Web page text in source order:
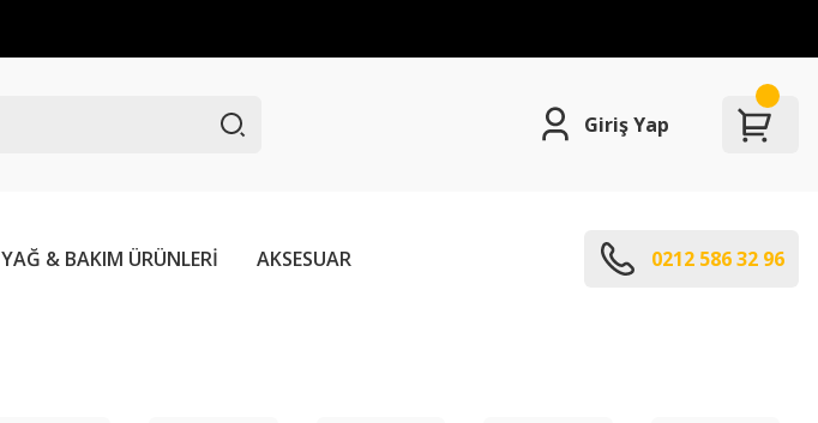
Giriş Yap
YAĞ & BAKIM ÜRÜNLERİ AKSESUAR 0212 586 32 96